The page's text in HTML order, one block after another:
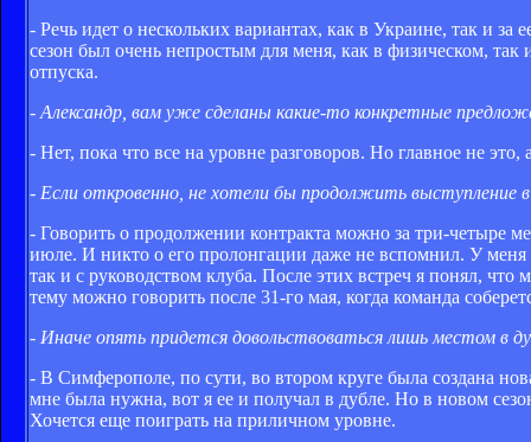
- Речь идет о нескольких вариантах, как в Украине, так и
сезон был очень непростым для меня, как в физическом,
отпуска.
- Александр, вам уже сделаны какие-то конкретные
- Нет, пока что все на уровне разговоров. Но главное не
- Если откровенно, не хотели бы продолжить выступление
- Говорить о продолжении контракта можно за три-четыре
июле. И никто о его пролонгации даже не вспомнил. У
так и с руководством клуба. После этих встреч я понял,
тему можно говорить после 31-го мая, когда команда
- Иначе опять придется довольствоваться лишь местом в
- В Симферополе, по сути, во втором круге была создана
мне была нужна, вот я ее и получал в дубле. Но в новом
Хочется еще поиграть на приличном уровне.